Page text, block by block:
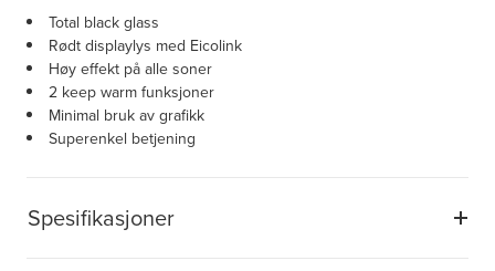
Spesifikasjoner
Total black glass
Rødt displaylys med Eicolink
Høy effekt på alle soner
2 keep warm funksjoner
Minimal bruk av grafikk
Superenkel betjening